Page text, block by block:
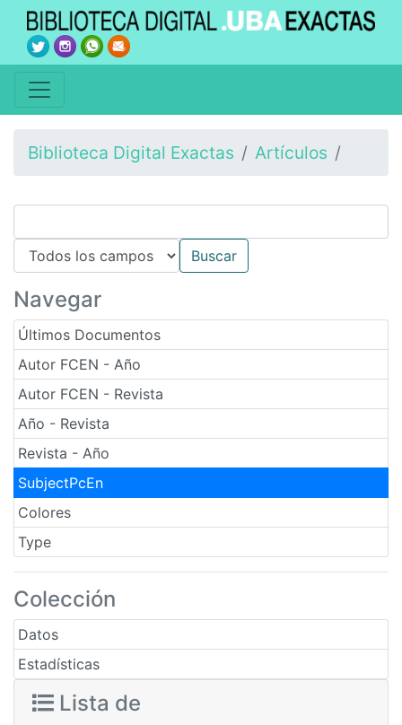
Biblioteca Digital Exactas Artículos
Navegar
Últimos Documentos
Autor FCEN - Año
Autor FCEN - Revista
Año - Revista
Revista - Año
SubjectPcEn
Colores
Type
Colección
Datos
Estadísticas
Lista de